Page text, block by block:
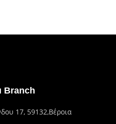
Branch
17, 59132,Βέροια